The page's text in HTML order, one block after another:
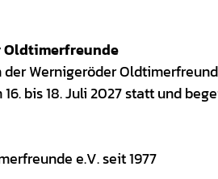
Oldtimerfreunde
Wernigeröder
bis 18. Juli 2027 statt und
e.V. seit 1977